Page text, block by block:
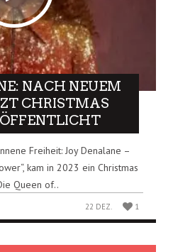
NACH NEUEM
CHRISTMAS
Freiheit: Joy Denalane –
kam in 2023 ein Christmas
Queen of..
22 DEZ. 1